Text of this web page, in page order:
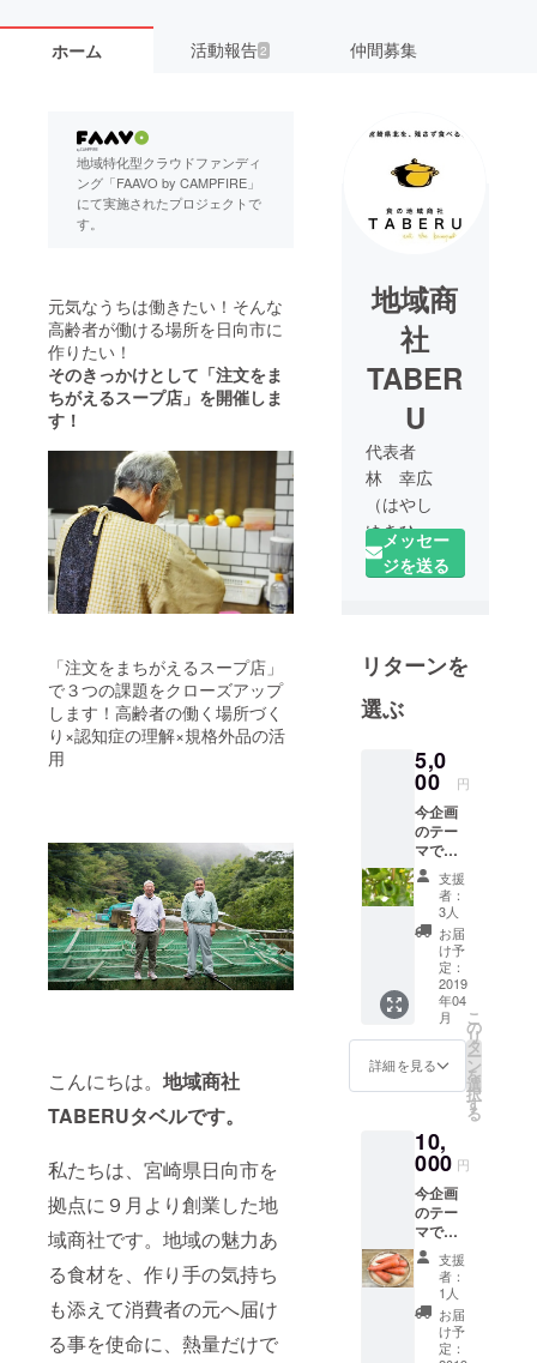
ホーム 活動報告 2 仲間募集
地域特化型クラウドファンディ
ング「FAAVO by CAMPFIRE」
にて実施されたプロジェクトで
す。
元気なうちは働きたい！そんな
高齢者が働ける場所を日向市に
作りたい！
そのきっかけとして「注文をま
ちがえるスープ店」を開催しま
す！
「注文をまちがえるスープ店」
で３つの課題をクローズアップ
します！高齢者の働く場所づく
り×認知症の理解×規格外品の活
用
こんにちは。 地域商社
TABERUタベルです。
私たちは、宮崎県日向市を
拠点に９月より創業した地
域商社です。地域の魅力あ
る食材を、作り手の気持ち
も添えて消費者の元へ届け
る事を使命に、熱量だけで
地域商
社
TABER
U
代表者
林 幸広
（はやし
ゆきひ
ろ）
1981／10／
県日向市東
職業 地域
ＥＲＵ代表
これまでの
主な活動
立石いらか
ぶ復活！プ
ロジェク
ト・廃校を
活用したコ
ミュニティ
業・ドミノ
メッセー
ジを送る
リターンを
選ぶ
5,0
00 円
今企画
のテー
マであ
る規格
外品を
無駄な
く使う
仕組み
に合わ
せて、
４月の
規格外
品だが
美味し
い野菜
をお送
しま
す。お
野菜の
種類は3
種程に
なると
おもい
ます。
規格外
品と
は、規
程の物
支援
者：
3人
お届
け予
定：
2019
年04
月
詳細を見る
こ
の
リ
タ
ー
ン
を
選
択
す
る
10,
000 円
今企画
のテー
マであ
る規格
外品を
無駄な
く使う
仕組み
に合わ
支援
者：
1人
お届
け予
定：